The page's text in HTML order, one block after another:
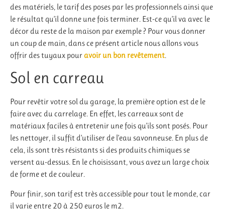
des matériels, le tarif des poses par les professionnels ainsi que
le résultat qu’il donne une fois terminer. Est-ce qu’il va avec le
décor du reste de la maison par exemple ? Pour vous donner
un coup de main, dans ce présent article nous allons vous
offrir des tuyaux pour avoir un bon revêtement.
Sol en carreau
Pour revêtir votre sol du garage, la première option est de le
faire avec du carrelage. En effet, les carreaux sont de
matériaux faciles à entretenir une fois qu’ils sont posés. Pour
les nettoyer, il suffit d’utiliser de l’eau savonneuse. En plus de
cela, ils sont très résistants si des produits chimiques se
versent au-dessus. En le choisissant, vous avez un large choix
de forme et de couleur.
Pour finir, son tarif est très accessible pour tout le monde, car
il varie entre 20 à 250 euros le m2.